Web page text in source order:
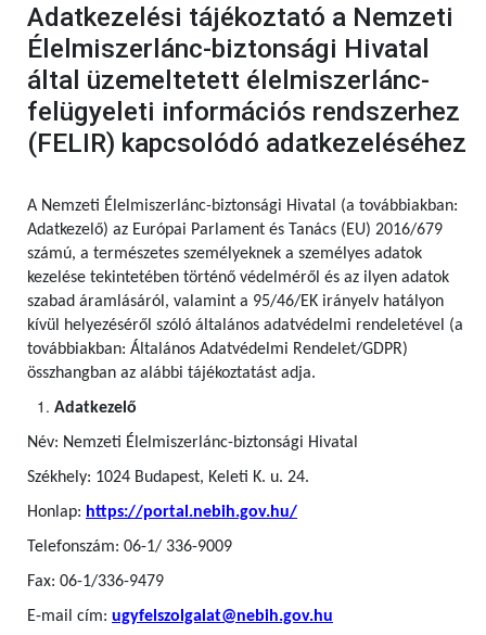
Adatkezelési tájékoztató a Nemzeti
Élelmiszerlánc-biztonsági Hivatal
által üzemeltetett élelmiszerlánc-
felügyeleti információs rendszerhez
(FELIR) kapcsolódó adatkezeléséhez
A Nemzeti Élelmiszerlánc-biztonsági Hivatal (a továbbiakban:
Adatkezelő) az Európai Parlament és Tanács (EU) 2016/679
számú, a természetes személyeknek a személyes adatok
kezelése tekintetében történő védelméről és az ilyen adatok
szabad áramlásáról, valamint a 95/46/EK irányelv hatályon
kívül helyezéséről szóló általános adatvédelmi rendeletével (a
továbbiakban: Általános Adatvédelmi Rendelet/GDPR)
összhangban az alábbi tájékoztatást adja.
Adatkezelő
Név: Nemzeti Élelmiszerlánc-biztonsági Hivatal
Székhely: 1024 Budapest, Keleti K. u. 24.
Honlap: https://portal.nebih.gov.hu/
Telefonszám: 06-1/ 336-9009
Fax: 06-1/336-9479
E-mail cím: ugyfelszolgalat@nebih.gov.hu